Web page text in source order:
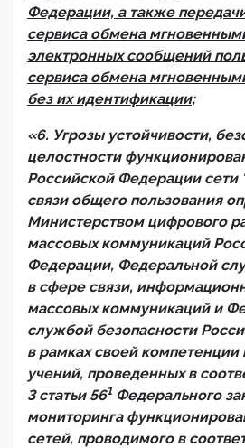
Федерации, а также
сервиса обмена
электронных сообщений
сервиса обмена
без их идентификации;
«6. Угрозы устойчивости,
целостности
Российской Федерации сети
связи общего пользования
Министерством цифрового
массовых коммуникаций
Федерации, Федеральной
в сфере связи,
массовых коммуникаций и
службой безопасности
в рамках своей компетенции
учений, проведенных в
3 статьи 561 Федерального
мониторинга
сетей, проводимого в